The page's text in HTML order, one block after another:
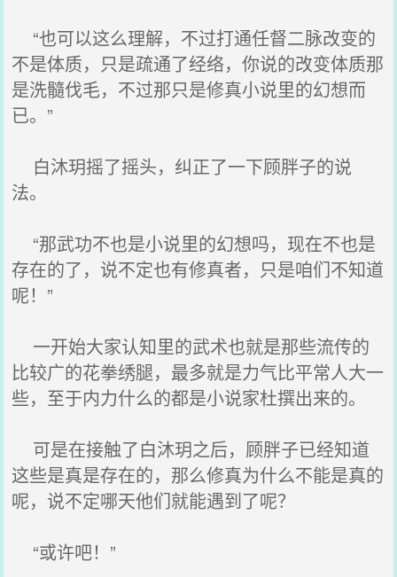
“也可以这么理解，不过打通任督二脉改变的
不是体质，只是疏通了经络，你说的改变体质那
是洗髓伐毛，不过那只是修真小说里的幻想而
已。”
白沐玥摇了摇头，纠正了一下顾胖子的说
法。
“那武功不也是小说里的幻想吗，现在不也是
存在的了，说不定也有修真者，只是咱们不知道
呢！”
一开始大家认知里的武术也就是那些流传的
比较广的花拳绣腿，最多就是力气比平常人大一
些，至于内力什么的都是小说家杜撰出来的。
可是在接触了白沐玥之后，顾胖子已经知道
这些是真是存在的，那么修真为什么不能是真的
呢，说不定哪天他们就能遇到了呢？
“或许吧！”